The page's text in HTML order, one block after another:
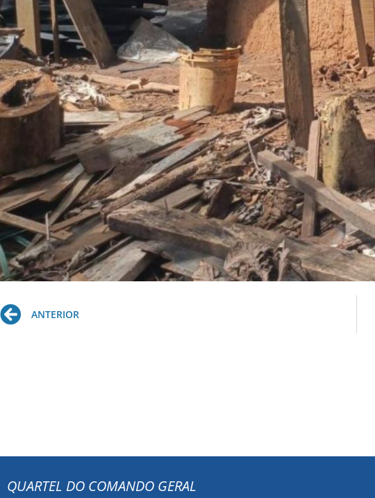
Prev
ANTERIOR
QUARTEL DO COMANDO GERAL